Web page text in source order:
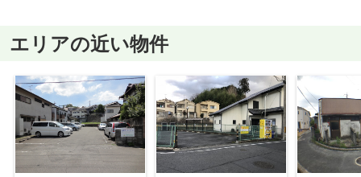
エリアの近い物件